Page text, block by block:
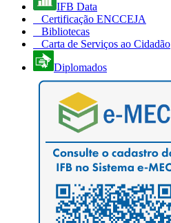
IFB Data
Certificação ENCCEJA
Bibliotecas
Carta de Serviços ao Cidadão
Diplomados